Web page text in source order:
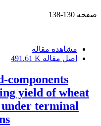
صفحه 130-138
مشاهده مقاله
اصل مقاله 491.61 K
components
yield of wheat
terminal